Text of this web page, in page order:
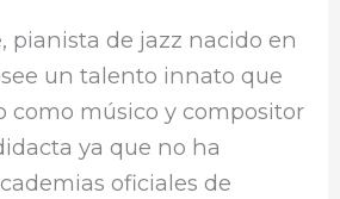
pianista de jazz nacido en
un talento innato que
como músico y compositor
ya que no ha
oficiales de